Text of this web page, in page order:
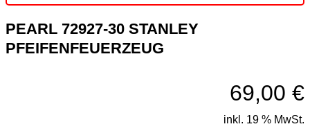
PEARL 72927-30 STANLEY
PFEIFENFEUERZEUG
69,00 €
inkl. 19 % MwSt.